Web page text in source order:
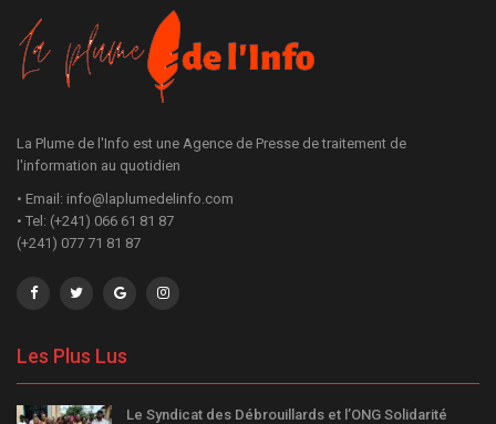
La Plume de l'Info est une Agence de Presse de traitement de
l'information au quotidien
• Email: info@laplumedelinfo.com
• Tel: (+241) 066 61 81 87
(+241) 077 71 81 87
Les Plus Lus
Le Syndicat des Débrouillards et l’ONG Solidarité